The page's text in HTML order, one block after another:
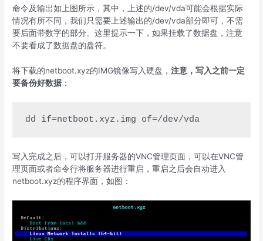
命令及输出如上图所示，其中，上述的/dev/vda可能会根据实际
情况有所不同，我们只需要上述输出的/dev/vda部分即可，不需
要后面带数字的部分。这里提示一下，如果挂载了数据盘，注意
不要看成了数据盘的盘符。
将下载的netboot.xyz的IMG镜像写入硬盘，注意，写入之前一定
要备份好数据 ：
dd if=netboot.xyz.img of=/dev/vda
写入完成之后，可以打开服务器的VNC管理页面，可以在VNC管
理页面或者命令行将服务器进行重启，重启之后会自动进入
netboot.xyz的程序界面，如图：